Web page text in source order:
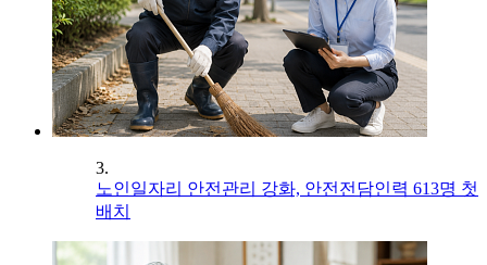
3.
노인일자리 안전관리 강화, 안전전담인력 613명 첫
배치